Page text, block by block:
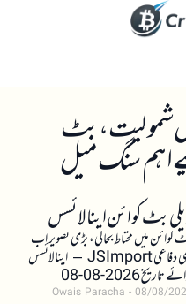
فورچون 500 میں شمولیت، بٹ
اہم سنگ میل
بٹ کوائن اینالائسس
کوائن میں محتاط بحالی، بڑی تصویر اب
بھی دفاعی JSImport – اینالائسس
تاریخ 2026-08-08
Owais Paracha 08/08/